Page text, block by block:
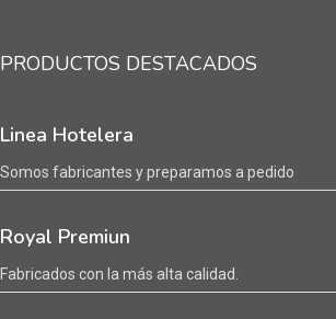
PRODUCTOS DESTACADOS
Linea Hotelera
Somos fabricantes y preparamos a pedido
Royal Premiun
Fabricados con la más alta calidad.